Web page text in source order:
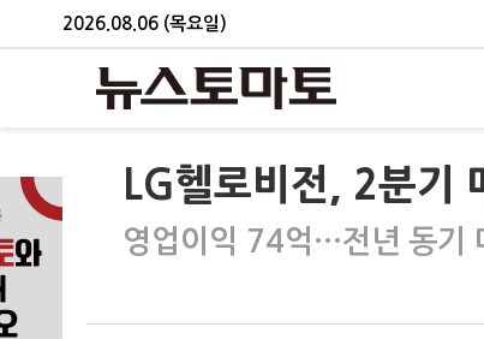
2026.08.06 (목요일)
LG헬로비전, 2분
영업이익 74억…전년 동기